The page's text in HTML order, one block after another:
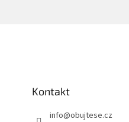
Kontakt
info@obujtese.cz